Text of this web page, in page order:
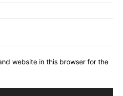
website in this browser for the